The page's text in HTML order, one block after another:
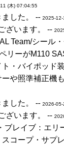
(木) 07:04:55
した。 -- 2025-12-
ざいます。 --
Team/シール
ペリーがM110
ト・バイポッド
や照準補正機
した。 -- 2026-
ざいます。 --
ブレイブ：エリ
スコープ・サプ